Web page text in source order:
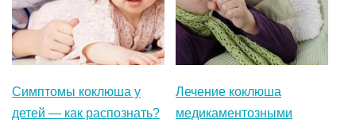
Симптомы коклюша у
детей — как распознать?
Лечение коклюша
медикаментозными